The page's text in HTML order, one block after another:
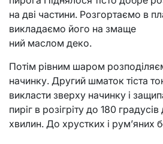
на дві частини. Розгортаємо в
викладаємо його на змаще
ний маслом деко.
Потім рівним шаром
начинку. Другий шматок тіста
викласти зверху начинку і
пиріг в розігріту до 180
хвилин. До хрустких і рум’яних